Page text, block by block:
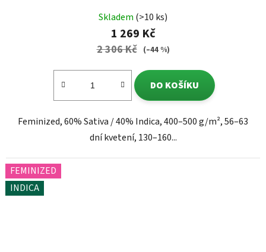
Skladem (>10 ks)
1 269 Kč
2 306 Kč (–44 %)
DO KOŠÍKU
Feminized, 60% Sativa / 40% Indica, 400–500 g/m², 56–63
dní kvetení, 130–160...
FEMINIZED
INDICA